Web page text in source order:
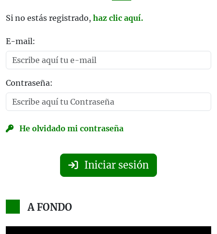
Si no estás registrado, haz clic aquí.
E-mail:
Contraseña:
He olvidado mi contraseña
Iniciar sesión
A FONDO